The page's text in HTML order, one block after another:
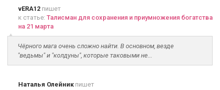
vERA12 пишет
к статье: Талисман для сохранения и приумножения богатства
на 21 марта
Чёрного мага очень сложно найти. В основном, везде
"ведьмы" и "колдуны", которые таковыми не...
Наталья Олейникпишет